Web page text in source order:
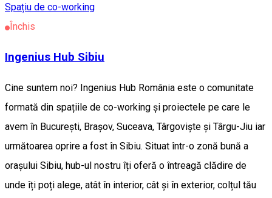
Spațiu de co-working
Închis
Ingenius Hub Sibiu
Cine suntem noi? Ingenius Hub România este o comunitate
formată din spațiile de co-working și proiectele pe care le
avem în București, Brașov, Suceava, Târgoviște și Târgu-Jiu iar
următoarea oprire a fost în Sibiu. Situat într-o zonă bună a
orașului Sibiu, hub-ul nostru îți oferă o întreagă clădire de
unde îți poți alege, atât în interior, cât și în exterior, colțul tău